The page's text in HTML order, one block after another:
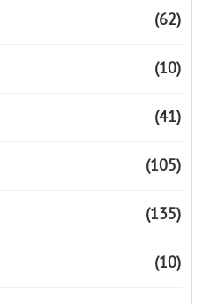
(62)
(10)
(41)
(105)
(135)
(10)